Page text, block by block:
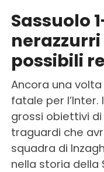
Sassuolo
possibili
Ancora una
fatale per
grossi obiettivi
traguardi che
squadra di
nella storia della